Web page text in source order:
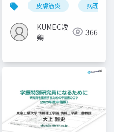
皮膚筋炎 病理像
KUMEC矮
鶏
366